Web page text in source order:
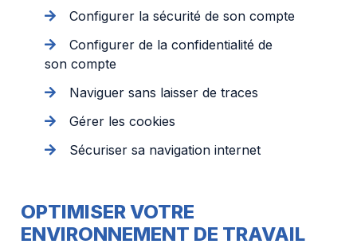
Configurer la sécurité de son compte
Configurer de la confidentialité de
son compte
Naviguer sans laisser de traces
Gérer les cookies
Sécuriser sa navigation internet
OPTIMISER VOTRE
ENVIRONNEMENT DE TRAVAIL